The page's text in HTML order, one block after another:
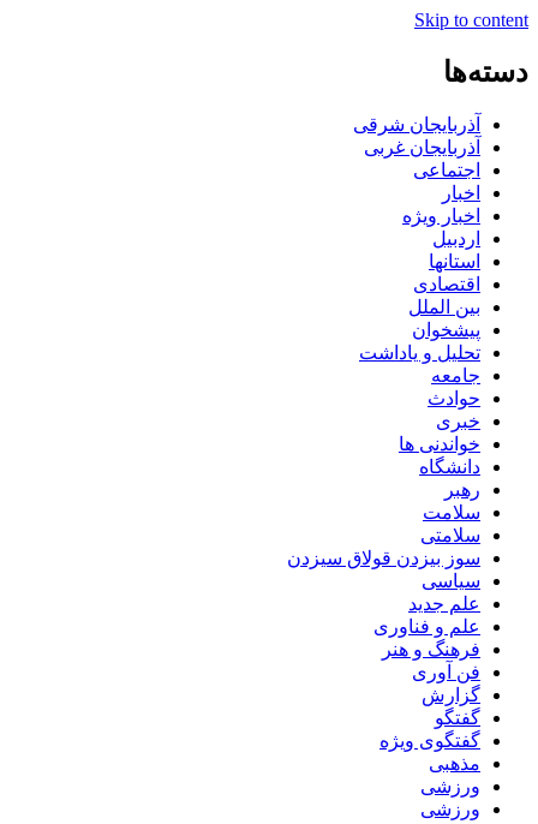
Skip to content
دسته‌ها
آذربایجان شرقی
آذربایجان غربی
اجتماعی
اخبار
اخبار ویژه
اردبیل
استانها
اقتصادی
بین الملل
پیشخوان
تحلیل و یاداشت
جامعه
حوادث
خبری
خواندنی ها
دانشگاه
رهبر
سلامت
سلامتی
سوز بیزدن قولاق سیزدن
سیاسی
علم جدید
علم و فناوری
فرهنگ و هنر
فن آوری
گزارش
گفتگو
گفتگوی ویژه
مذهبی
ورزشی
ورزشی